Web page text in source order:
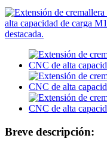
Breve descripción: